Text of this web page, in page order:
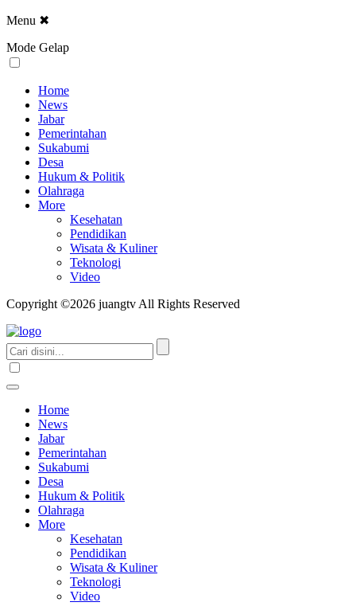
Menu ✖
Mode Gelap
Home
News
Jabar
Pemerintahan
Sukabumi
Desa
Hukum & Politik
Olahraga
More
Kesehatan
Pendidikan
Wisata & Kuliner
Teknologi
Video
Copyright ©2026 juangtv All Rights Reserved
Home
News
Jabar
Pemerintahan
Sukabumi
Desa
Hukum & Politik
Olahraga
More
Kesehatan
Pendidikan
Wisata & Kuliner
Teknologi
Video